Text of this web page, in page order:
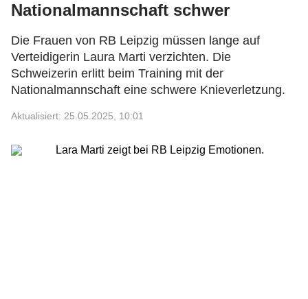
Nationalmannschaft schwer
Die Frauen von RB Leipzig müssen lange auf
Verteidigerin Laura Marti verzichten. Die
Schweizerin erlitt beim Training mit der
Nationalmannschaft eine schwere Knieverletzung.
Aktualisiert: 25.05.2025, 10:01